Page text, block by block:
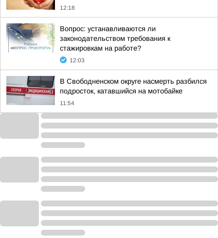
12:18
Вопрос: устанавливаются ли
законодательством требования к
стажировкам на работе?
12:03
В Свободненском округе насмерть разбился
подросток, катавшийся на мотобайке
11:54